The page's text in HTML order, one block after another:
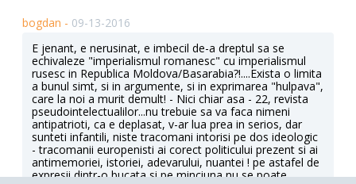
bogdan - 09-13-2016
E jenant, e nerusinat, e imbecil de-a dreptul sa se
echivaleze "imperialismul romanesc" cu imperialismul
rusesc in Republica Moldova/Basarabia?!....Exista o limita
a bunul simt, si in argumente, si in exprimarea "hulpava",
care la noi a murit demult! - Nici chiar asa - 22, revista
pseudointelectualilor...nu trebuie sa va faca nimeni
antipatrioti, ca e deplasat, v-ar lua prea in serios, dar
sunteti infantili, niste tracomani intorisi pe dos ideologic
- tracomanii europenisti ai corect politicului prezent si ai
antimemoriei, istoriei, adevarului, nuantei ! pe astafel de
expresii dintr-o bucata si pe minciuna nu se poate